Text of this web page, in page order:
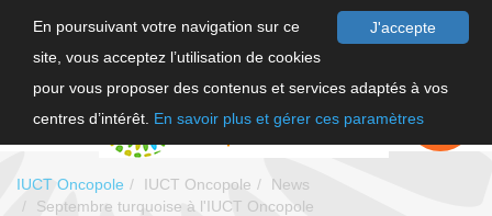
J'accepte
En poursuivant votre navigation sur ce
site, vous acceptez l’utilisation de cookies
pour vous proposer des contenus et services adaptés à vos
centres d’intérêt. En savoir plus et gérer ces paramètres
FAIRE UN
DON
IUCT Oncopole IUCT Oncopole
News
Septembre turquoise à l'IUCT Oncopole